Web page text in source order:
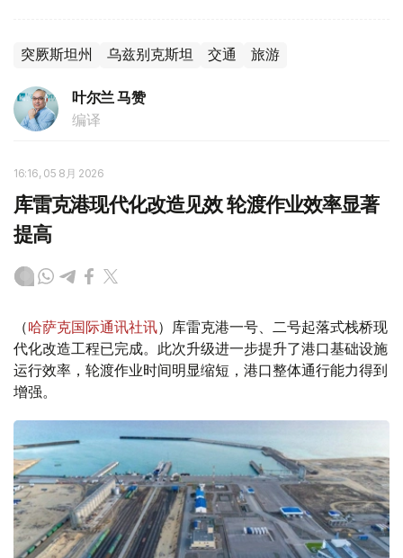
突厥斯坦州 乌兹别克斯坦 交通 旅游
叶尔兰 马赞
编译
16:16, 05 8月 2026
库雷克港现代化改造见效 轮渡作业效率显著
提高
（哈萨克国际通讯社讯）库雷克港一号、二号起落式栈桥现
代化改造工程已完成。此次升级进一步提升了港口基础设施
运行效率，轮渡作业时间明显缩短，港口整体通行能力得到
增强。